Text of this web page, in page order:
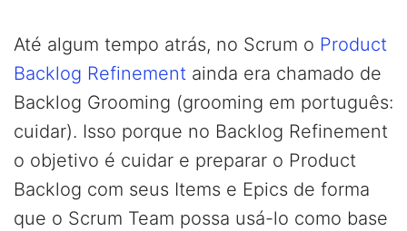
Até algum tempo atrás, no Scrum o Product
Backlog Refinement ainda era chamado de
Backlog Grooming (grooming em português:
cuidar). Isso porque no Backlog Refinement
o objetivo é cuidar e preparar o Product
Backlog com seus Items e Epics de forma
que o Scrum Team possa usá-lo como base